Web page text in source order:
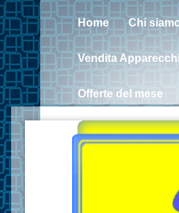
Home Chi
Vendita
Offerte del mese